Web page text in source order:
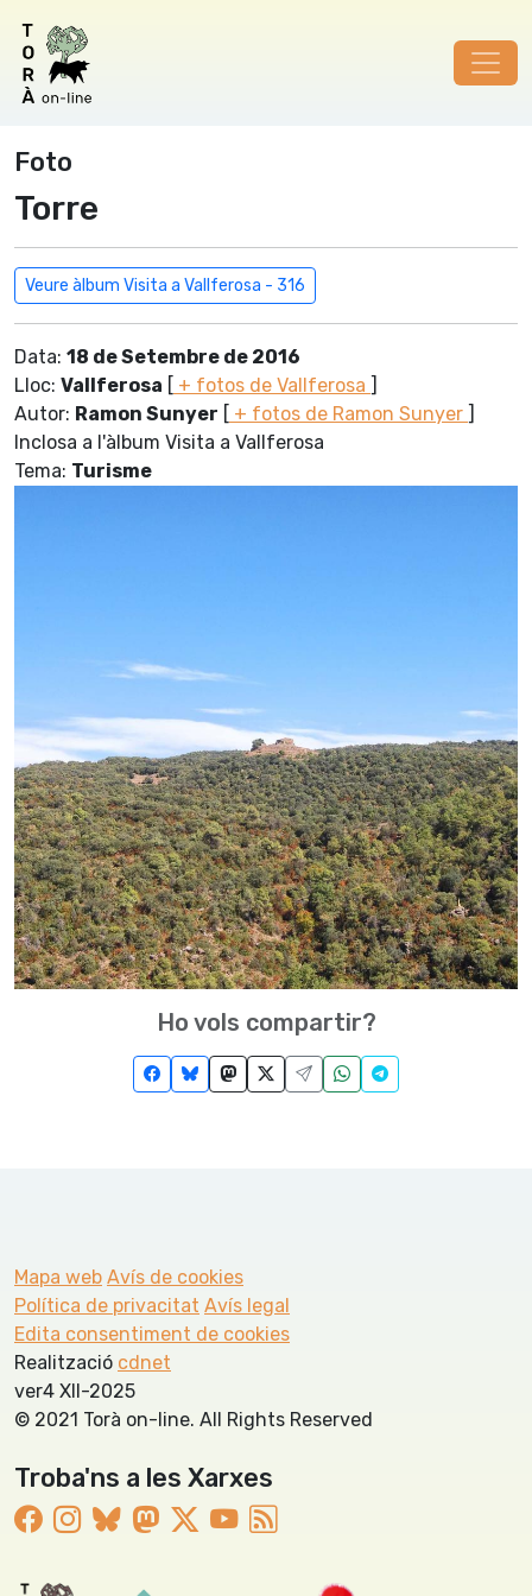
Foto
Torre
Veure àlbum Visita a Vallferosa - 316
Data: 18 de Setembre de 2016
Lloc: Vallferosa [ + fotos de Vallferosa ]
Autor: Ramon Sunyer [ + fotos de Ramon Sunyer ]
Inclosa a l'àlbum Visita a Vallferosa
Tema: Turisme
Ho vols compartir?
Mapa web Avís de cookies
Política de privacitat Avís legal
Edita consentiment de cookies
Realització cdnet
ver4 XII-2025
© 2021 Torà on-line. All Rights Reserved
Troba'ns a les Xarxes